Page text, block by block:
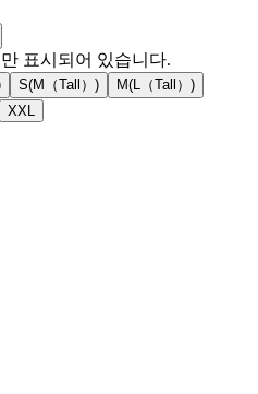
표시되어 있습니다.
S(M（Tall） ) M(L（Tall） )
XXL